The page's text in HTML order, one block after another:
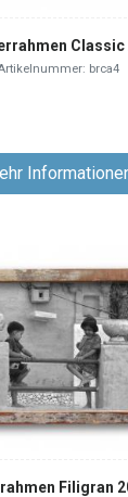
Classic
brca4
Filigran